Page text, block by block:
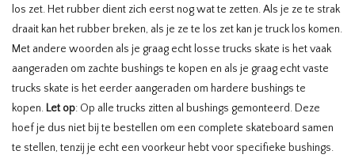
los zet. Het rubber dient zich eerst nog wat te zetten. Als je ze te strak
draait kan het rubber breken, als je ze te los zet kan je truck los komen.
Met andere woorden als je graag echt losse trucks skate is het vaak
aangeraden om zachte bushings te kopen en als je graag echt vaste
trucks skate is het eerder aangeraden om hardere bushings te
kopen. Let op: Op alle trucks zitten al bushings gemonteerd. Deze
hoef je dus niet bij te bestellen om een complete skateboard samen
te stellen, tenzij je echt een voorkeur hebt voor specifieke bushings.